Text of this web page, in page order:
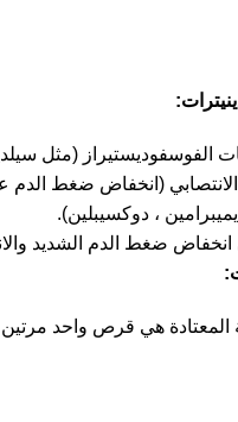
الفوسفوديستيراز (مثل
(انخفاض ضغط الدم
، دوكسيبلين).
ضغط الدم الشديد